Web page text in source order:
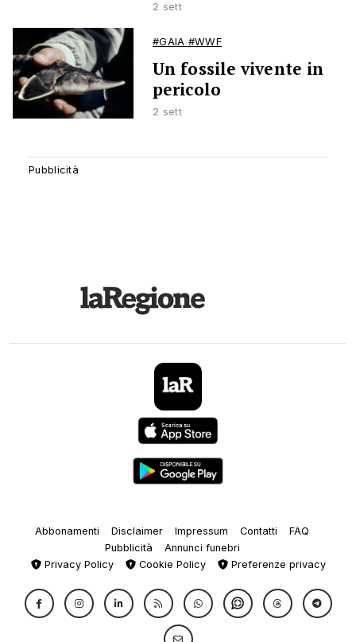
2 sett
#GAIA #WWF
Un fossile vivente in
pericolo
2 sett
Abbonamenti Disclaimer Impressum Contatti
FAQ
Pubblicità
Annunci funebri
Privacy Policy
Cookie Policy Preferenze privacy